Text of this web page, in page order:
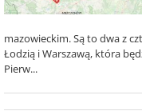
mazowieckim. Są to dwa z
Łodzią i Warszawą, która
Pierw...